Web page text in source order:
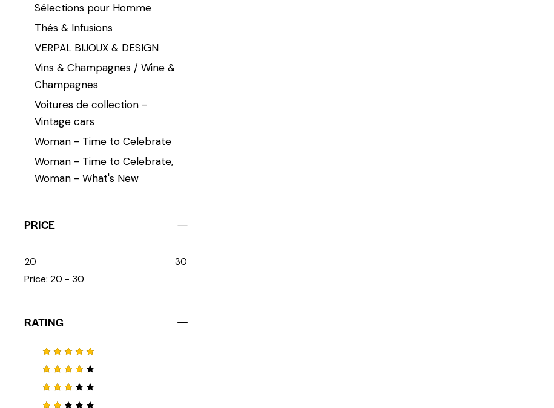
Sélections pour Homme
Thés & Infusions
VERPAL BIJOUX & DESIGN
Vins & Champagnes / Wine &
Champagnes
Voitures de collection -
Vintage cars
Woman - Time to Celebrate
Woman - Time to Celebrate,
Woman - What's New
PRICE
20 30
Price: 20 - 30
RATING
Note
5
sur 5
Note
4
sur 5
Note